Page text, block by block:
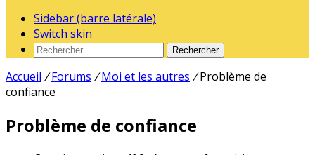
Sidebar (barre latérale)
Switch skin
Rechercher
Accueil / Forums / Moi et les autres / Problème de
confiance
Problème de confiance